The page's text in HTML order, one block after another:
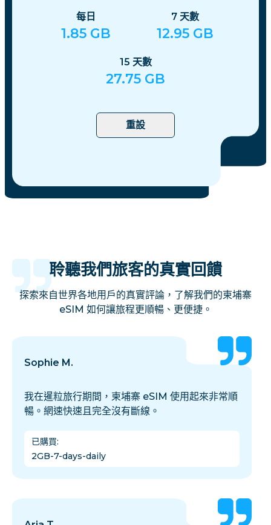
每日
1.85 GB
7 天數
12.95 GB
15 天數
27.75 GB
重設
聆聽我們旅客的真實回饋
探索來自世界各地用戶的真實評論，了解我們的柬埔寨
eSIM 如何讓旅程更順暢、更便捷。
Sophie M.
我在暹粒旅行期間，柬埔寨 eSIM 使用起來非常順
暢。網速快速且完全沒有斷線。
已購買:
2GB-7-days-daily